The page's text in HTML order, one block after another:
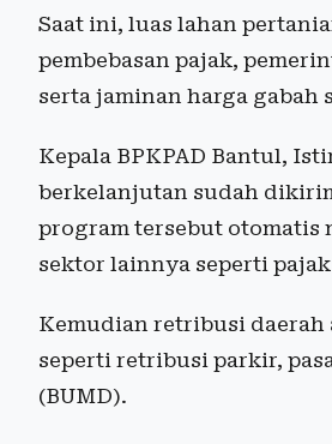
Saat ini, luas lahan
pembebasan pajak,
serta jaminan harga gabah
Kepala BPKPAD Bantul,
berkelanjutan sudah
program tersebut otomatis
sektor lainnya seperti
Kemudian retribusi daerah
seperti retribusi parkir,
(BUMD).